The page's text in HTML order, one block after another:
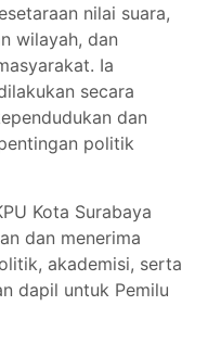
nilai suara,
wilayah, dan
Ia
secara
dan
politik
Kota Surabaya
dan menerima
akademisi, serta
dapil untuk Pemilu